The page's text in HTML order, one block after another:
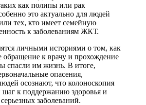
как полипы или рак
это актуально для людей
тех, кто имеет семейную
к заболеваниям ЖКТ.
личными историями о том, как
обращение к врачу и прохождение
спасли им жизнь. В итоге,
опасения,
осознают, что колоноскопия
к поддержанию здоровья и
заболеваний.